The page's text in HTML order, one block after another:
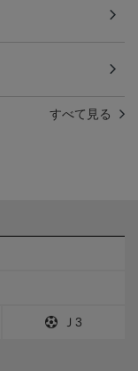
すべて見る
Ｊ3